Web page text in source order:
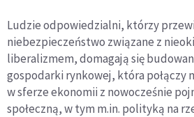
Ludzie odpowiedzialni, którzy
niebezpieczeństwo związane z
liberalizmem, domagają się
gospodarki rynkowej, która połączy
w sferze ekonomii z nowocześnie
społeczną, w tym m.in. polityką na